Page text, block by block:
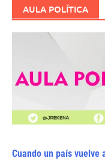
AULA POLÍTICA
Cuando un país vuelve